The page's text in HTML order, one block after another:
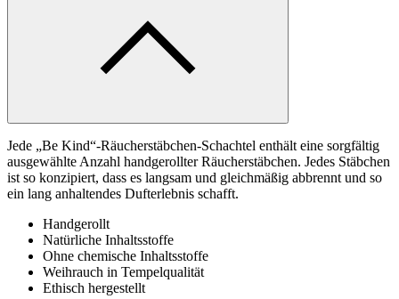
Jede „Be Kind“-Räucherstäbchen-Schachtel enthält eine sorgfältig
ausgewählte Anzahl handgerollter Räucherstäbchen. Jedes Stäbchen
ist so konzipiert, dass es langsam und gleichmäßig abbrennt und so
ein lang anhaltendes Dufterlebnis schafft.
Handgerollt
Natürliche Inhaltsstoffe
Ohne chemische Inhaltsstoffe
Weihrauch in Tempelqualität
Ethisch hergestellt